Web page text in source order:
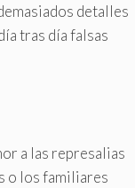
detalles
tras día falsas
a las represalias
o los familiares